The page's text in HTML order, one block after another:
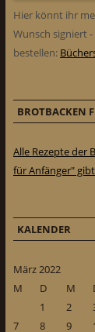
Hier könnt ihr
Wunsch signiert
bestellen:
BROTBACKEN
Alle Rezepte der
für Anfänger"
KALENDER
März 2022
M
D M
1
2
7
8 9